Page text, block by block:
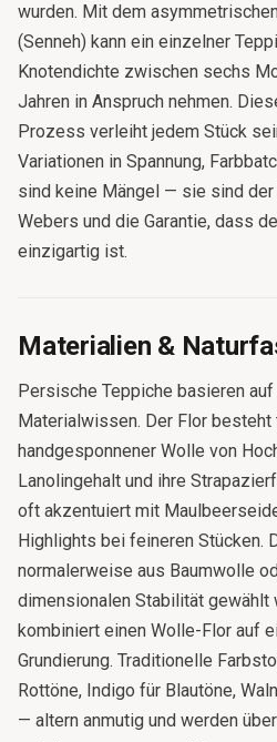
wurden. Mit dem
(Senneh) kann ein einzelner
Knotendichte zwischen sechs
Jahren in Anspruch nehmen.
Prozess verleiht jedem Stück
Variationen in Spannung,
sind keine Mängel — sie sind
Webers und die Garantie, dass
einzigartig ist.
Materialien &
Persische Teppiche basieren
Materialwissen. Der Flor
handgesponnener Wolle von
Lanolingehalt und ihre
oft akzentuiert mit
Highlights bei feineren Stücken.
normalerweise aus Baumwolle
dimensionalen Stabilität gewählt
kombiniert einen Wolle-Flor auf
Grundierung. Traditionelle
Rottöne, Indigo für Blautöne,
— altern anmutig und werden